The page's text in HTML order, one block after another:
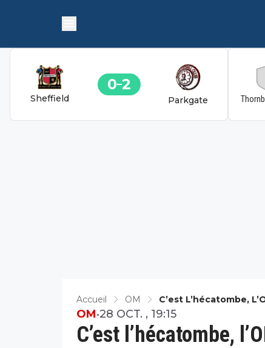
Sheffield
0 2
Parkgate
Accueil OM C’est L’hécatombe,
C’est l’hécatombe,
OM•28 OCT. , 19:15